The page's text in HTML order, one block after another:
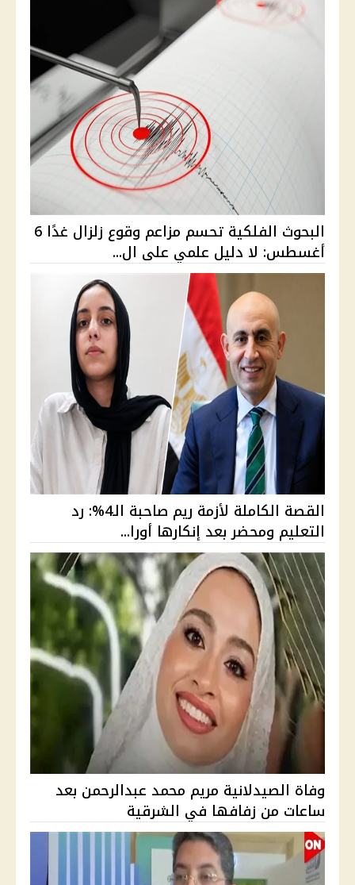
البحوث الفلكية تحسم مزاعم وقوع زلزال غدًا 6
أغسطس: لا دليل علمي على ال...
القصة الكاملة لأزمة ريم صاحبة الـ4%: رد
التعليم ومحضر بعد إنكارها أورا...
وفاة الصيدلانية مريم محمد عبدالرحمن بعد
ساعات من زفافها في الشرقية